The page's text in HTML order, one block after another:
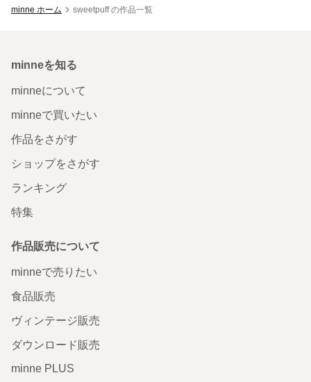
minne ホーム sweetpuff の作品一覧
minneを知る
minneについて
minneで買いたい
作品をさがす
ショップをさがす
ランキング
特集
作品販売について
minneで売りたい
食品販売
ヴィンテージ販売
ダウンロード販売
minne PLUS